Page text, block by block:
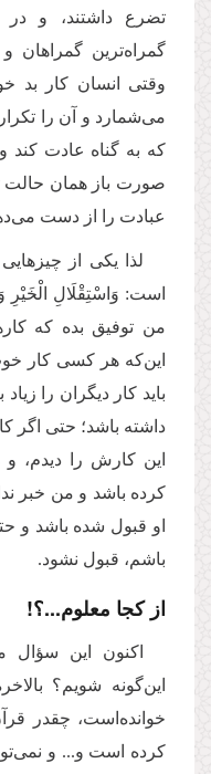
تضرع داشتند، و در
گمراه‌ترین گمراهان
وقتی انسان کار بد
می‌شمارد و آن را
که به گناه عادت کند
صورت باز همان حالت
عبادت را از دست
لذا یکی از
است: وَاسْتِقْلَالِ الْخَیْرِ
من توفیق بده که
این‌که هر کسی کار
باید کار دیگران را
داشته باشد؛ حتی اگر
این کارش را دیدم،
کرده باشد و من خبر
او قبول شده باشد و
باشم، قبول نشود.
از کجا معلوم...؟!
اکنون این
این‌گونه شویم؟
خوانده‌است، چقدر
کرده است و... و